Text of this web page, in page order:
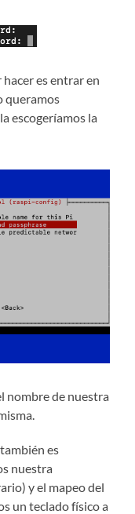
es entrar en
queramos
escogeríamos la
nombre de nuestra
es
nuestra
y el mapeo del
un teclado físico a